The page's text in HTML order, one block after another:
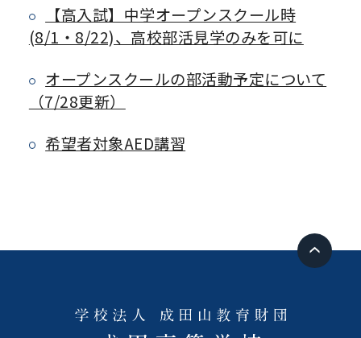
【高入試】中学オープンスクール時
(8/1・8/22)、高校部活見学のみを可に
オープンスクールの部活動予定について
（7/28更新）
希望者対象AED講習